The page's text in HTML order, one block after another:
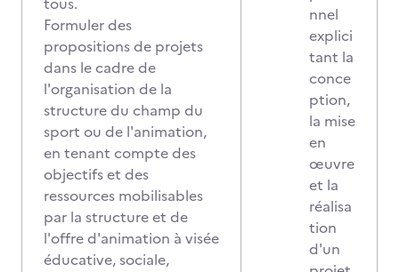
Formuler des
propositions de projets
dans le cadre de
l'organisation de la
structure du champ du
sport ou de l'animation,
en tenant compte des
objectifs et des
ressources mobilisables
par la structure et de
l'offre d'animation à visée
éducative, sociale,
nnel
explici
tant la
conce
ption,
la mise
en
œuvre
et la
réalisa
tion
d'un